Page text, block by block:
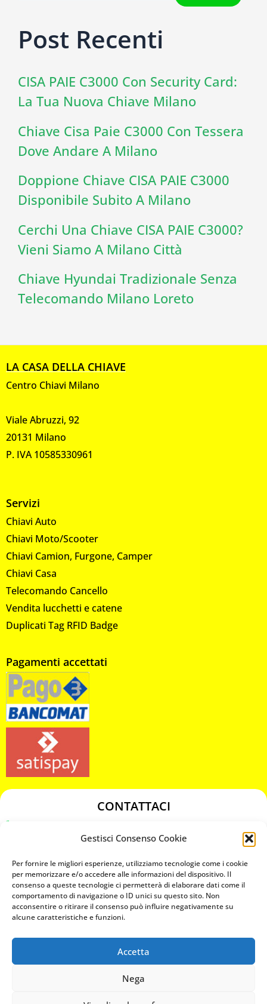
Gestisci Consenso Cookie
Per fornire le migliori esperienze, utilizziamo tecnologie come i cookie
per memorizzare e/o accedere alle informazioni del dispositivo. Il
consenso a queste tecnologie ci permetterà di elaborare dati come il
comportamento di navigazione o ID unici su questo sito. Non
acconsentire o ritirare il consenso può influire negativamente su
alcune caratteristiche e funzioni.
Accetta
Nega
Post Recenti
CISA PAIE C3000 Con Security Card:
La Tua Nuova Chiave Milano
Chiave Cisa Paie C3000 Con Tessera
Dove Andare A Milano
Doppione Chiave CISA PAIE C3000
Disponibile Subito A Milano
Cerchi Una Chiave CISA PAIE C3000?
Vieni Siamo A Milano Città
Chiave Hyundai Tradizionale Senza
Telecomando Milano Loreto
LA CASA DELLA CHIAVE
Centro Chiavi Milano
Viale Abruzzi, 92
20131 Milano
P. IVA 10585330961
Servizi
Chiavi Auto
Chiavi Moto/Scooter
Chiavi Camion, Furgone, Camper
Chiavi Casa
Telecomando Cancello
Vendita lucchetti e catene
Duplicati Tag RFID Badge
Pagamenti accettati
CONTATTACI
chiavicodificate@gmail.com
Privacy Policy
Cookie Policy
MAPS
CHIAMA ORA